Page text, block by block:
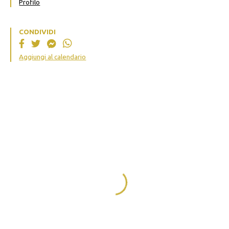
Profilo
CONDIVIDI
Aggiungi al calendario